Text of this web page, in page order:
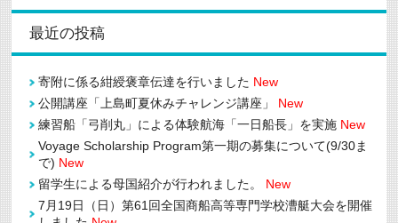
よ
は
最近の投稿
寄附に係る紺綬褒章伝達を行いました New
公開講座「上島町夏休みチャレンジ講座」
New
練習船「弓削丸」による体験航海「一日船長」を実施 New
Voyage Scholarship Program第一期の募集について(9/30ま
で) New
留学生による母国紹介が行われました。 New
7月19日（日）第61回全国商船高等専門学校漕艇大会を開催